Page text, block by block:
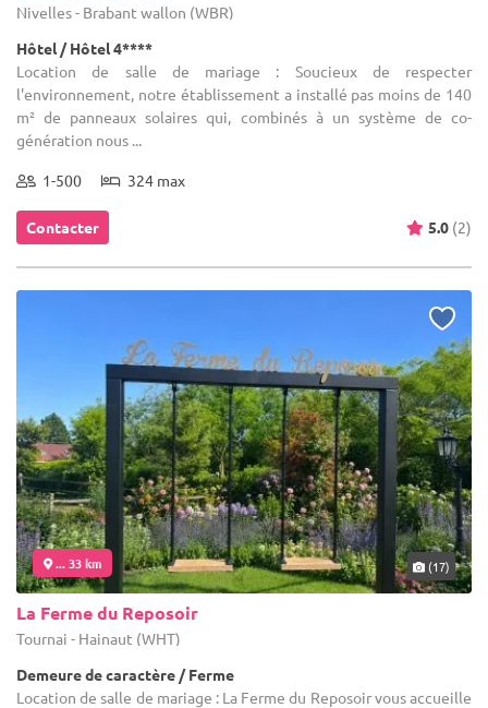
Nivelles - Brabant wallon (WBR)
Hôtel / Hôtel 4****
Location de salle de mariage : Soucieux de respecter
l'environnement, notre établissement a installé pas moins de 140
m² de panneaux solaires qui, combinés à un système de co-
génération nous ...
1-500 324 max
Contacter 5.0 (2)
... 33 km (17)
La Ferme du Reposoir
Tournai - Hainaut (WHT)
Demeure de caractère / Ferme
Location de salle de mariage : La Ferme du Reposoir vous accueille